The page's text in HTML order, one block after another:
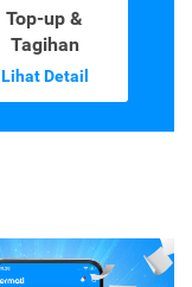
Top-up &
Tagihan
Lihat Detail